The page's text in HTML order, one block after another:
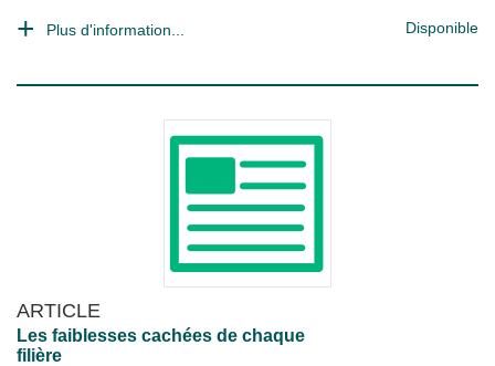
Plus d'information... Disponible
ARTICLE
Les faiblesses cachées de chaque
filière